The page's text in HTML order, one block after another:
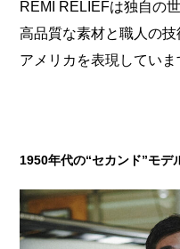
REMI RELIEFは独自の
高品質な素材と職人の
アメリカを表現していま
1950年代の“セカンド”モデ